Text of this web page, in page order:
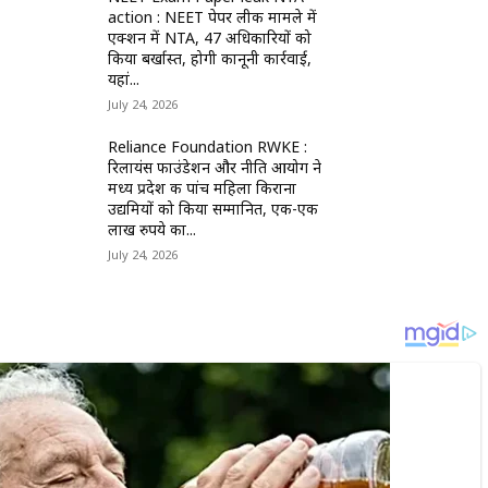
action : NEET पेपर लीक मामले में
एक्शन में NTA, 47 अधिकारियों को
किया बर्खास्त, होगी कानूनी कार्रवाई,
यहां...
July 24, 2026
Reliance Foundation RWKE :
रिलायंस फाउंडेशन और नीति आयोग ने
मध्य प्रदेश की पांच महिला किराना
उद्यमियों को किया सम्मानित, एक-एक
लाख रुपये का...
July 24, 2026